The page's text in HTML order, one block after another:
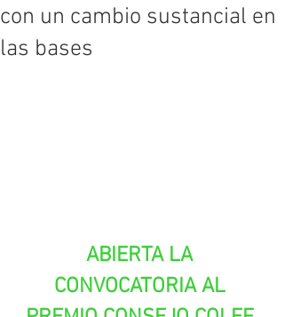
con un cambio sustancial en
las bases
ABIERTA LA
CONVOCATORIA AL